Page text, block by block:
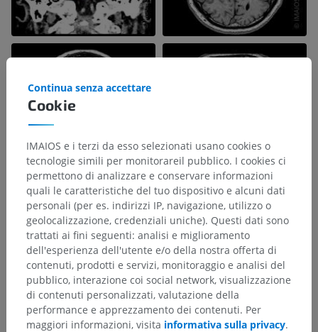
Cookie
Continua senza accettare
IMAIOS e i terzi da esso selezionati usano cookies o
tecnologie simili per monitorareil pubblico. I cookies ci
permettono di analizzare e conservare informazioni
quali le caratteristiche del tuo dispositivo e alcuni dati
personali (per es. indirizzi IP, navigazione, utilizzo o
geolocalizzazione, credenziali uniche). Questi dati sono
trattati ai fini seguenti: analisi e miglioramento
dell'esperienza dell'utente e/o della nostra offerta di
contenuti, prodotti e servizi, monitoraggio e analisi del
pubblico, interazione coi social network, visualizzazione
di contenuti personalizzati, valutazione della
performance e apprezzamento dei contenuti. Per
maggiori informazioni, visita informativa sulla privacy.